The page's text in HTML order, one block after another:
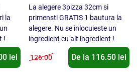
la
!
lei
La alegere 3pizza 32cm si
primensti GRATIS 1 bautura la
alegere. Nu se inlocuieste un
ingredient cu alt ingredient !
126.00 De la 116.50 lei